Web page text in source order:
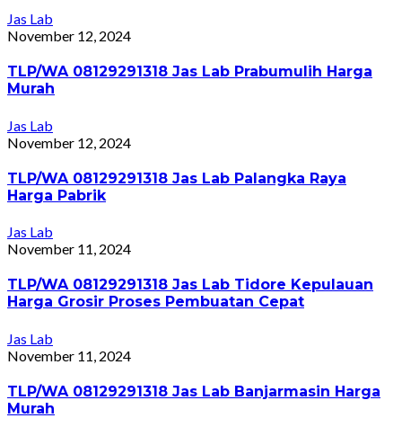
Jas Lab
November 12, 2024
TLP/WA 08129291318 Jas Lab Prabumulih Harga
Murah
Jas Lab
November 12, 2024
TLP/WA 08129291318 Jas Lab Palangka Raya
Harga Pabrik
Jas Lab
November 11, 2024
TLP/WA 08129291318 Jas Lab Tidore Kepulauan
Harga Grosir Proses Pembuatan Cepat
Jas Lab
November 11, 2024
TLP/WA 08129291318 Jas Lab Banjarmasin Harga
Murah